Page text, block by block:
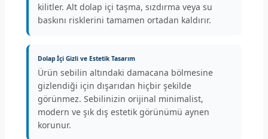
kilitler. Alt dolap içi taşma, sızdırma veya su
baskını risklerini tamamen ortadan kaldırır.
Dolap İçi Gizli ve Estetik Tasarım
Ürün sebilin altındaki damacana bölmesine
gizlendiği için dışarıdan hiçbir şekilde
görünmez. Sebilinizin orijinal minimalist,
modern ve şık dış estetik görünümü aynen
korunur.